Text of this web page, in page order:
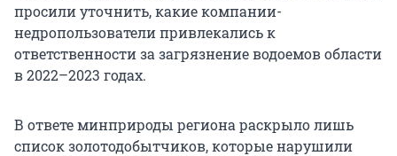
просили уточнить, какие компании-
недропользователи привлекались к
ответственности за загрязнение водоемов области
в 2022–2023 годах.
В ответе минприроды региона раскрыло лишь
список золотодобытчиков, которые нарушили